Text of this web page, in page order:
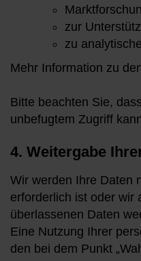
zur
zu
Mehr Information zu
Bitte beachten Sie,
unbefugtem Zugriff
4. Weitergabe
Wir werden Ihre Daten
erforderlich ist oder wir
überlassenen Daten
Eine Nutzung Ihrer
den bei dem Punkt